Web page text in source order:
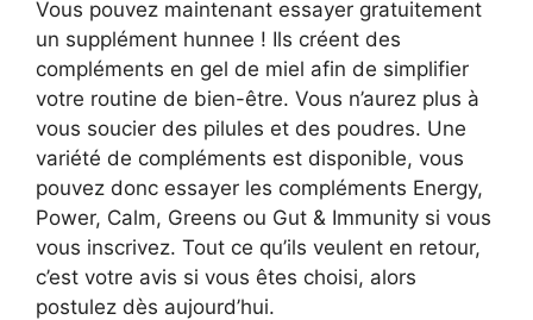
Vous pouvez maintenant essayer gratuitement
un supplément hunnee ! Ils créent des
compléments en gel de miel afin de simplifier
votre routine de bien-être. Vous n’aurez plus à
vous soucier des pilules et des poudres. Une
variété de compléments est disponible, vous
pouvez donc essayer les compléments Energy,
Power, Calm, Greens ou Gut & Immunity si vous
vous inscrivez. Tout ce qu’ils veulent en retour,
c’est votre avis si vous êtes choisi, alors
postulez dès aujourd’hui.